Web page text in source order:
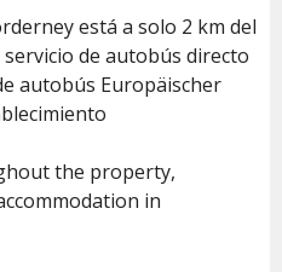
está a solo 2 km del
de autobús directo
autobús Europäischer
the property,
in